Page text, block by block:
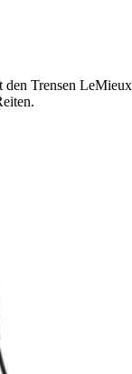
den Trensen LeMieux